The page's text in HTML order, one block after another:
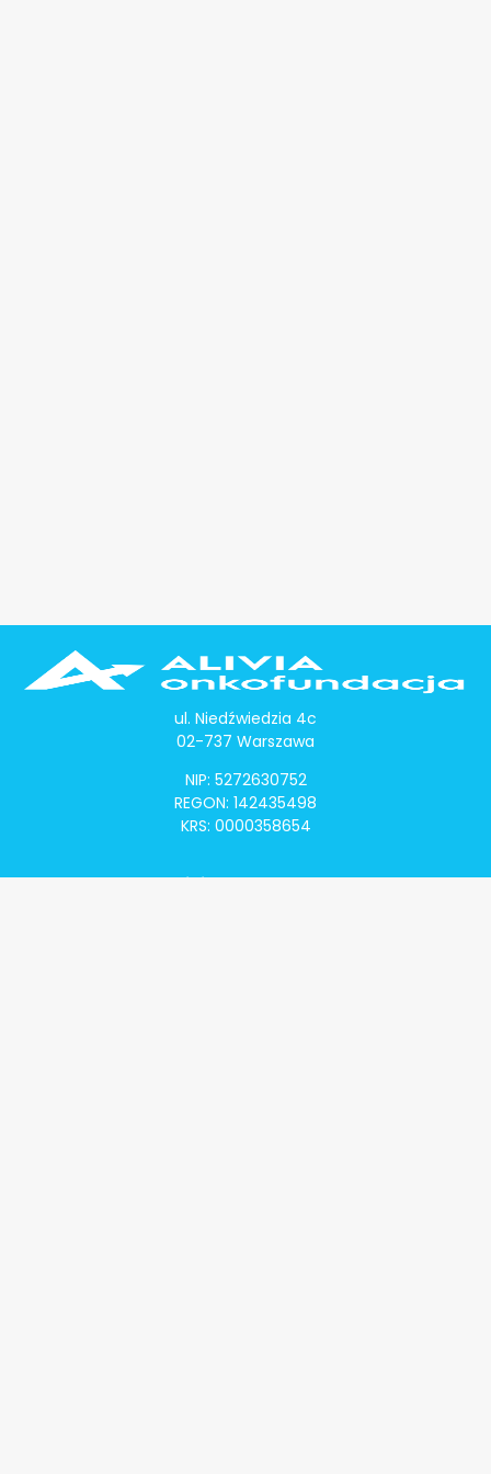
ul. Niedźwiedzia 4c
02-737 Warszawa
NIP: 5272630752
REGON: 142435498
KRS: 0000358654
Alivia Onkomapa